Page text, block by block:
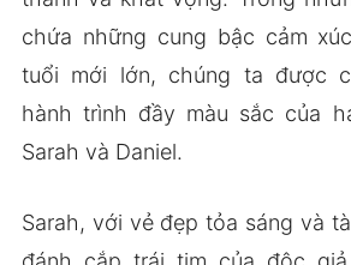
chứa những cung bậc cảm
tuổi mới lớn, chúng ta được
hành trình đầy màu sắc của
Sarah và Daniel.
Sarah, với vẻ đẹp tỏa sáng và